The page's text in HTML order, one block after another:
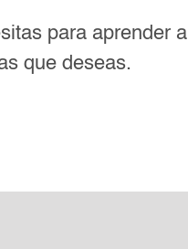
para aprender a
que deseas.